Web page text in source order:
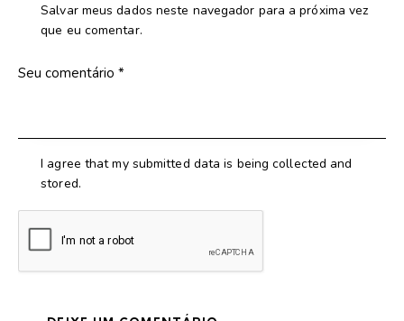
Salvar meus dados neste navegador para a próxima vez
que eu comentar.
I agree that my submitted data is being collected and
stored.